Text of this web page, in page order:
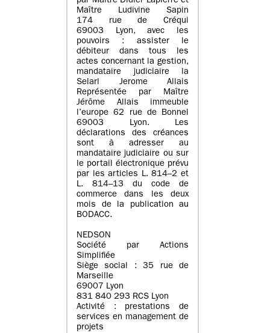
Maître Ludivine Sapin
174 rue de Créqui
69003 Lyon, avec les
pouvoirs : assister le
débiteur dans tous les
actes concernant la gestion,
mandataire judiciaire la
Selarl Jerome Allais
Représentée par Maître
Jérôme Allais immeuble
l’europe 62 rue de Bonnel
69003 Lyon. Les
déclarations des créances
sont à adresser au
mandataire judiciaire ou sur
le portail électronique prévu
par les articles L. 814–2 et
L. 814–13 du code de
commerce dans les deux
mois de la publication au
BODACC.
NEDSON
Société par Actions
Simplifiée
Siège social : 35 rue de
Marseille
69007 Lyon
831 840 293 RCS Lyon
Activité : prestations de
services en management de
projets